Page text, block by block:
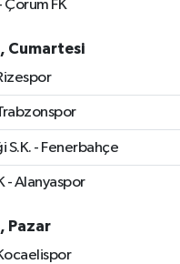
Çorum FK
Cumartesi
S.K. - Fenerbahçe
- Alanyaspor
Pazar